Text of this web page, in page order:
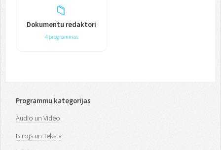
📁
Dokumentu redaktori
4 programmas
Programmu kategorijas
Audio un Video
Birojs un Teksts